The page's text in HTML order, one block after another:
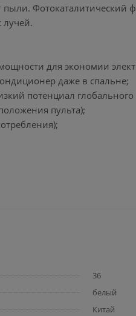
Фотокаталитический
лучей.
для экономии
даже в спальне;
потенциал глобального
пульта);
36
белый
Китай